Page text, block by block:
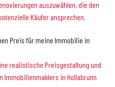
auszuwählen, die den
Käufer ansprechen.
Preis für meine Immobilie in
realistische Preisgestaltung und
Immobilienmaklers in Hollabrunn